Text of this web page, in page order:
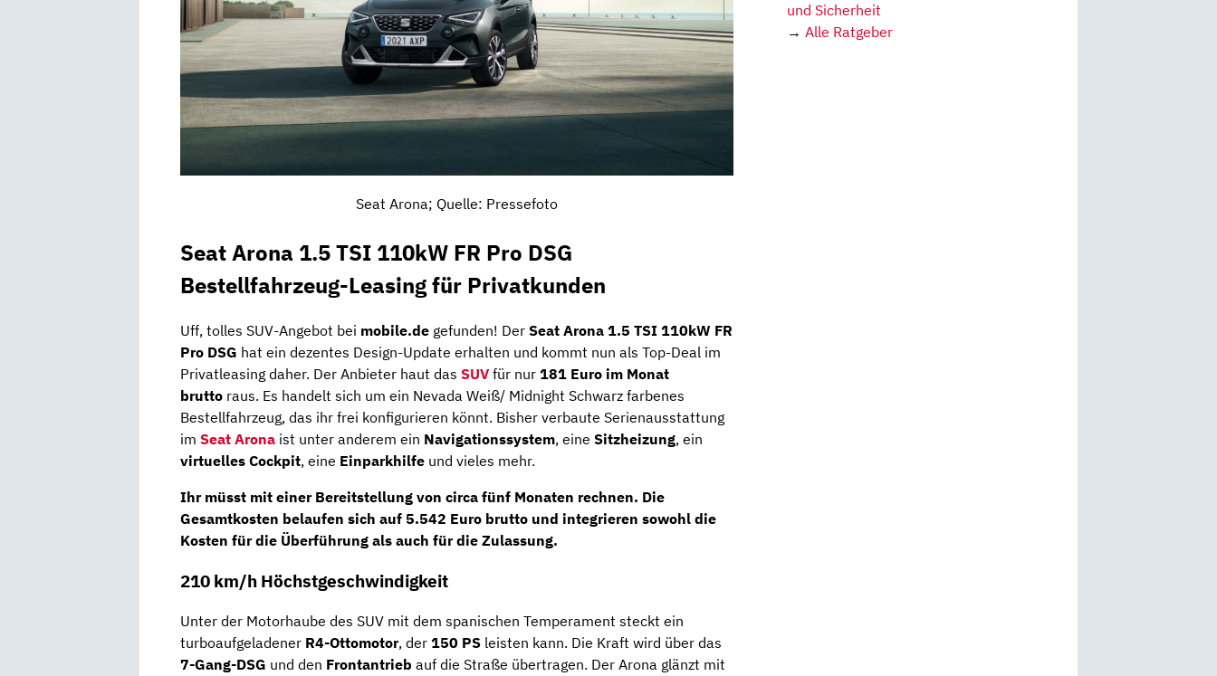
Seat Arona; Quelle: Pressefoto
Seat Arona 1.5 TSI 110kW FR Pro DSG
Bestellfahrzeug-Leasing für Privatkunden
Uff, tolles SUV-Angebot bei mobile.de gefunden! Der Seat Arona 1.5 TSI 110kW FR
Pro DSG hat ein dezentes Design-Update erhalten und kommt nun als Top-Deal im
Privatleasing daher. Der Anbieter haut das SUV für nur 181 Euro im Monat
brutto raus. Es handelt sich um ein Nevada Weiß/ Midnight Schwarz farbenes
Bestellfahrzeug, das ihr frei konfigurieren könnt. Bisher verbaute Serienausstattung
im Seat Arona ist unter anderem ein Navigationssystem, eine Sitzheizung, ein
virtuelles Cockpit, eine Einparkhilfe und vieles mehr.
Ihr müsst mit einer Bereitstellung von circa fünf Monaten rechnen. Die
Gesamtkosten belaufen sich auf 5.542 Euro brutto und integrieren sowohl die
Kosten für die Überführung als auch für die Zulassung.
210 km/h Höchstgeschwindigkeit
Unter der Motorhaube des SUV mit dem spanischen Temperament steckt ein
turboaufgeladener R4-Ottomotor, der 150 PS leisten kann. Die Kraft wird über das
7-Gang-DSG und den Frontantrieb auf die Straße übertragen. Der Arona glänzt mit
und Sicherheit
→ Alle Ratgeber